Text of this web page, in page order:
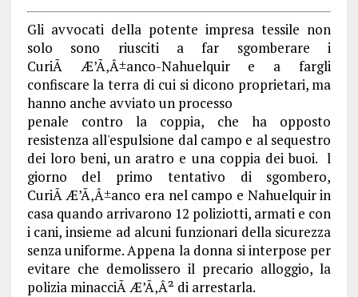
Gli avvocati della potente impresa tessile non
solo sono riusciti a far sgomberare i
CuriÃ Æ’Ã‚Â±anco-Nahuelquir e a fargli
confiscare la terra di cui si dicono proprietari, ma
hanno anche avviato un processo
penale contro la coppia, che ha opposto
resistenza all'espulsione dal campo e al sequestro
dei loro beni, un aratro e una coppia dei buoi. l
giorno del primo tentativo di sgombero,
CuriÃ Æ’Ã‚Â±anco era nel campo e Nahuelquir in
casa quando arrivarono 12 poliziotti, armati e con
i cani, insieme ad alcuni funzionari della sicurezza
senza uniforme. Appena la donna si interpose per
evitare che demolissero il precario alloggio, la
polizia minacciÃ Æ’Ã‚Â² di arrestarla.